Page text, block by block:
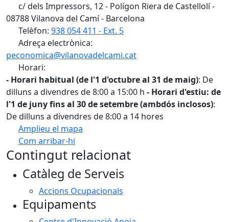
c/ dels Impressors, 12 - Polígon Riera de Castellolí -
08788 Vilanova del Camí - Barcelona
Telèfon: 938 054 411 - Ext. 5
Adreça electrònica:
peconomica@vilanovadelcami.cat
Horari:
- Horari habitual (de l'1 d'octubre al 31 de maig): De
dilluns a divendres de 8:00 a 15:00 h - Horari d'estiu: de
l'1 de juny fins al 30 de setembre (ambdós inclosos):
De dilluns a divendres de 8:00 a 14 hores
Amplieu el mapa
Com arribar-hi
+
−
Contingut relacionat
Catàleg de Serveis
Accions Ocupacionals
Equipaments